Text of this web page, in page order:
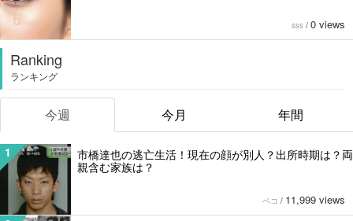
sss / 0 views
Ranking
ランキング
今週 今月 年間
1
市橋達也の逃亡生活！現在の顔が別人？出所時期は？両
親含む家族は？
ペコ / 11,999 views